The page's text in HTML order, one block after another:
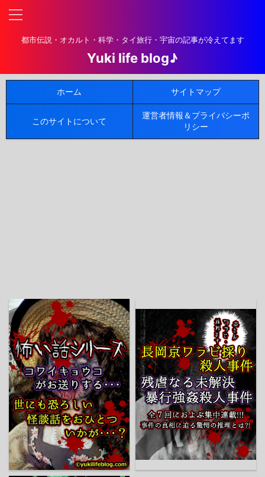
都市伝説・オカルト・科学・タイ旅行・宇宙の記事が冷えてます
Yuki life blog♪
ホーム サイトマップ
このサイトについて
運営者情報＆プライバシーポ
リシー